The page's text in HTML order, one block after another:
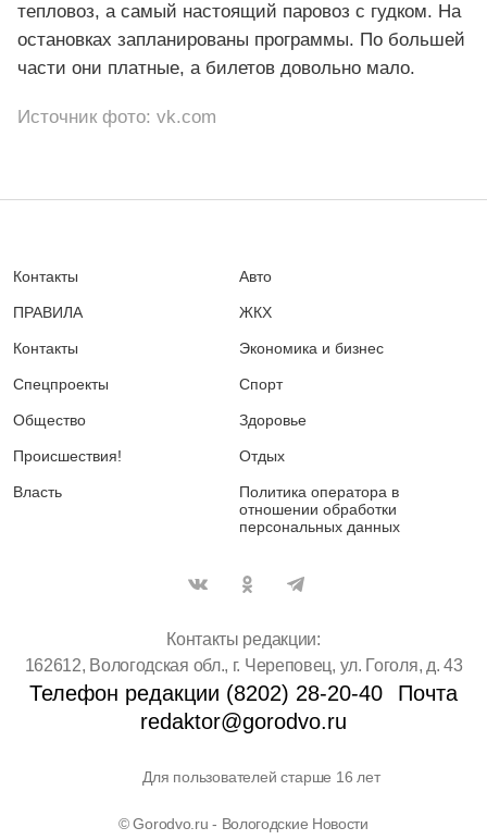
тепловоз, а самый настоящий паровоз с гудком. На
остановках запланированы программы. По большей
части они платные, а билетов довольно мало.
Источник фото: vk.com
Контакты
ПРАВИЛА
Контакты
Спецпроекты
Общество
Происшествия!
Власть
Авто
ЖКХ
Экономика и бизнес
Спорт
Здоровье
Отдых
Политика оператора в
отношении обработки
персональных данных
Контакты редакции:
162612, Вологодская обл., г. Череповец, ул. Гоголя, д. 43
Телефон редакции (8202) 28-20-40
Почта
redaktor@gorodvo.ru
Для пользователей старше 16 лет
© Gorodvo.ru - Вологодские Новости